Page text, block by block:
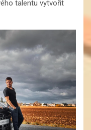
talentu vytvořit